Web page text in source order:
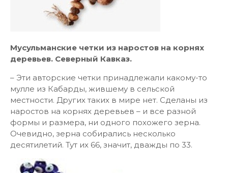
Мусульманские четки из наростов на корнях
деревьев. Северный Кавказ.
– Эти авторские четки принадлежали какому-то
мулле из Кабарды, жившему в сельской
местности. Других таких в мире нет. Сделаны из
наростов на корнях деревьев – и все разной
формы и размера, ни одного похожего зерна.
Очевидно, зерна собирались несколько
десятилетий. Тут их 66, значит, дважды по 33.